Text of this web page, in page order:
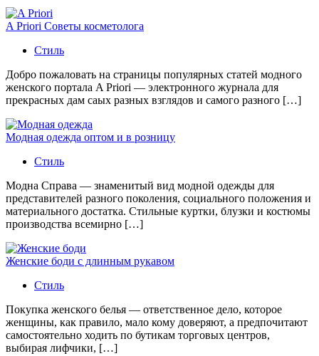
A Priori Советы косметолога
Стиль
Добро пожаловать на страницы популярных статей модного
женского портала A Priori — электронного журнала для
прекрасных дам саых разных взглядов и самого разного […]
Модная одежда оптом и в розницу
Стиль
Модна Справа — знаменитый вид модной одежды для
представителей разного поколения, социального положения и
материального достатка. Стильные куртки, блузки и костюмы
производства всемирно […]
Женские боди с длинным рукавом
Стиль
Покупка женского белья — ответственное дело, которое
женщины, как правило, мало кому доверяют, а предпочитают
самостоятельно ходить по бутикам торговых центров,
выбирая лифчики, […]